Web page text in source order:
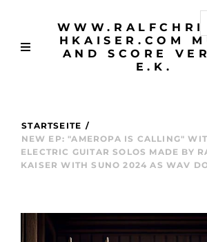
HKAISER.COM
AND SCORE
E.K.
STARTSEITE /
NEW EP: "AMEROPA IS CALLING"
ELECTRIC GUITAR SOLOS MADE BY
KAISER WITH SUNO 2024 AS WAV